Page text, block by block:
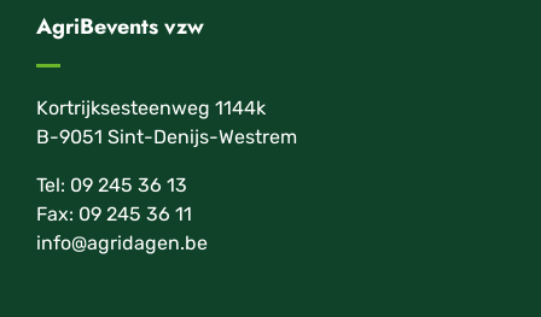
AgriBevents vzw
Kortrijksesteenweg 1144k
B-9051 Sint-Denijs-Westrem
Tel: 09 245 36 13
Fax: 09 245 36 11
info@agridagen.be